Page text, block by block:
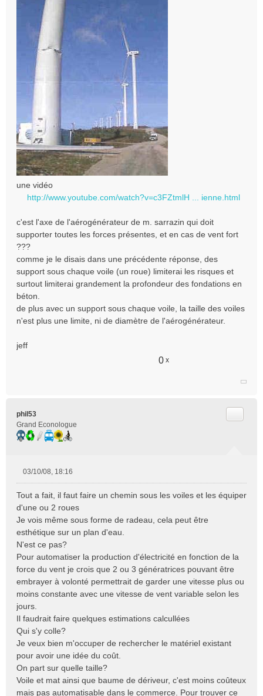
une vidéo
http://www.youtube.com/watch?v=c3FZtmlH ... ienne.html
c'est l'axe de l'aérogénérateur de m. sarrazin qui doit
supporter toutes les forces présentes, et en cas de vent fort
???
comme je le disais dans une précédente réponse, des
support sous chaque voile (un roue) limiterai les risques et
surtout limiterai grandement la profondeur des fondations en
béton.
de plus avec un support sous chaque voile, la taille des voiles
n'est plus une limite, ni de diamètre de l'aérogénérateur.
jeff
0 x
phil53
Grand Econologue
s
s
a
g
e
n
l
u
03/10/08, 18:16
Tout a fait, il faut faire un chemin sous les voiles et les équiper
d'une ou 2 roues
Je vois même sous forme de radeau, cela peut être
esthétique sur un plan d'eau.
N'est ce pas?
Pour automatiser la production d'électricité en fonction de la
force du vent je crois que 2 ou 3 génératrices pouvant être
embrayer à volonté permettrait de garder une vitesse plus ou
moins constante avec une vitesse de vent variable selon les
jours.
Il faudrait faire quelques estimations calcullées
Qui s'y colle?
Je veux bien m'occuper de rechercher le matériel existant
pour avoir une idée du coût.
On part sur quelle taille?
Voile et mat ainsi que baume de dériveur, c'est moins coûteux
mais pas automatisable dans le commerce. Pour trouver ce